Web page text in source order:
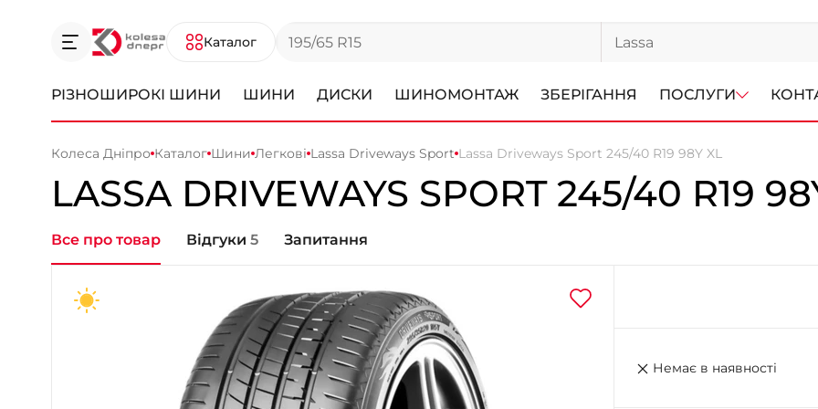
Каталог
РІЗНОШИРОКІ ШИНИ ШИНИ ДИСКИ ШИНОМОНТАЖ ЗБЕРІГАННЯ ПОСЛУГИ
Колеса Дніпро Каталог Шини Легкові Lassa Driveways Sport Lassa Driveways Sport 245/40 R19 98Y XL
LASSA DRIVEWAYS SPORT 245/40 R19
Все про товар Відгуки 5 Запитання
Немає в наявності